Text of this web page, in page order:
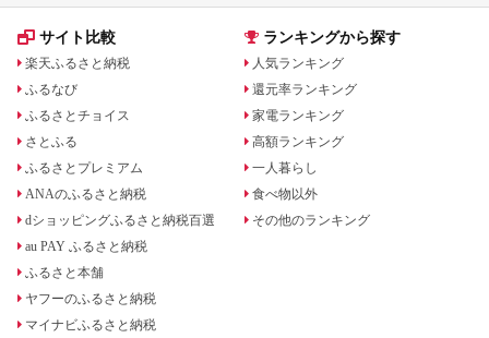
サイト比較
楽天ふるさと納税
ふるなび
ふるさとチョイス
さとふる
ふるさとプレミアム
ANAのふるさと納税
dショッピングふるさと納税百選
au PAY ふるさと納税
ふるさと本舗
ヤフーのふるさと納税
マイナビふるさと納税
ランキングから探す
人気ランキング
還元率ランキング
家電ランキング
高額ランキング
一人暮らし
食べ物以外
その他のランキング